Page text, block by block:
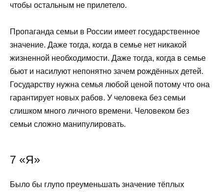
чтобы остальным не прилетело.
Пропаганда семьи в России имеет государственное
значение. Даже тогда, когда в семье нет никакой
жизненной необходимости. Даже тогда, когда в семье
бьют и насилуют непонятно зачем рождённых детей.
Государству нужна семья любой ценой потому что она
гарантирует новых рабов. У человека без семьи
слишком много личного времени. Человеком без
семьи сложно манипулировать.
7 «Я»
Было бы глупо преуменьшать значение тёплых